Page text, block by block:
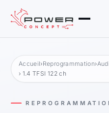
Accueil›Reprogrammation›Audi
› 1.4 TFSI 122 ch